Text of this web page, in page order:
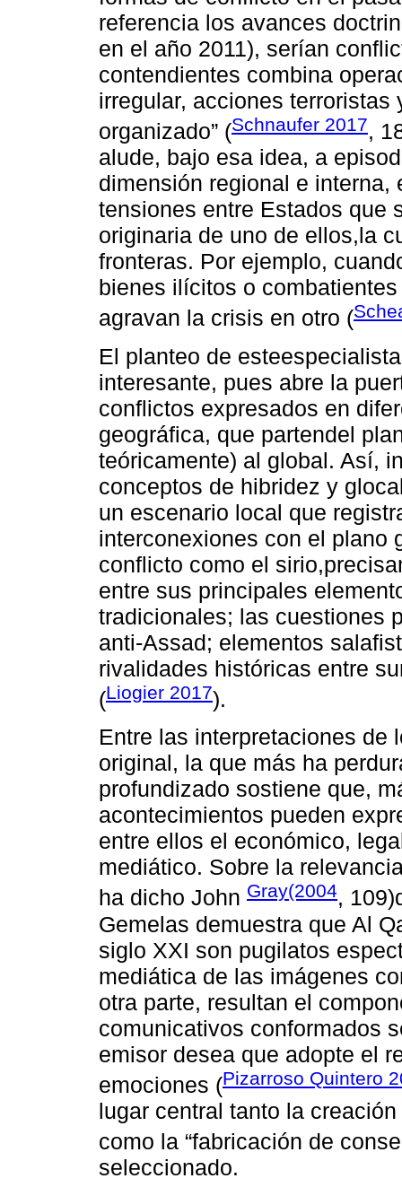
referencia los avances
en el año 2011), serían
contendientes combina
irregular, acciones
organizado” (Schnaufer 2017,
alude, bajo esa idea, a
dimensión regional e
tensiones entre Estados que
originaria de uno de ellos,la
fronteras. Por ejemplo,
bienes ilícitos o
agravan la crisis en otro (
El planteo de
interesante, pues abre la
conflictos expresados en
geográfica, que partendel
teóricamente) al global. Así,
conceptos de hibridez y
un escenario local que
interconexiones con el plano
conflicto como el
entre sus principales
tradicionales; las cuestiones
anti-Assad; elementos
rivalidades históricas entre
(Liogier 2017).
Entre las interpretaciones de
original, la que más ha
profundizado sostiene que,
acontecimientos pueden
entre ellos el económico,
mediático. Sobre la
ha dicho John Gray(2004,
Gemelas demuestra que Al
siglo XXI son pugilatos
mediática de las imágenes
otra parte, resultan el
comunicativos conformados
emisor desea que adopte el
emociones (Pizarroso Quintero
lugar central tanto la
como la “fabricación de
seleccionado.